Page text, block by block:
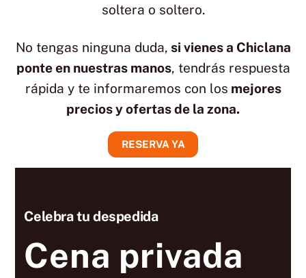
soltera o soltero.
No tengas ninguna duda, si vienes a Chiclana
ponte en nuestras manos, tendrás respuesta
rápida y te informaremos con los mejores
precios y ofertas de la zona.
RESERVA YA
Celebra tu despedida
Cena privada